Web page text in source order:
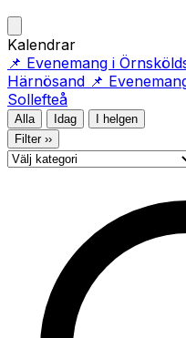
Öppna meny
Kalendrar
📌 Evenemang i
Härnösand (öppnas i ny
📌
Sollefteå(öppnas i ny flik)
Alla Idag
I helgen
Filter ››
Kategori